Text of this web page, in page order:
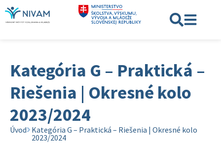
Kategória G – Praktická –
Riešenia | Okresné kolo
2023/2024
Úvod Kategória G – Praktická – Riešenia | Okresné kolo
2023/2024